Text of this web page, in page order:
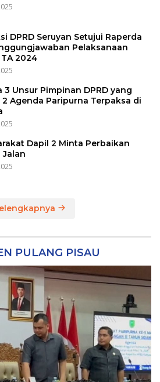
DPRD Seruyan Setujui Raperda
Pelaksanaan
TA 2024
3 Unsur Pimpinan DPRD yang
2 Agenda Paripurna Terpaksa di
Dapil 2 Minta Perbaikan
Jalan
PULANG PISAU